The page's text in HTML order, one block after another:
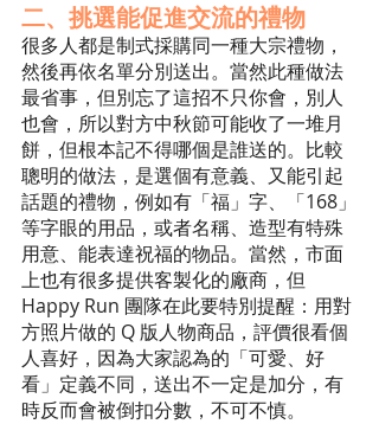
二、挑選能促進交流的禮物
很多人都是制式採購同一種大宗禮物，
然後再依名單分別送出。當然此種做法
最省事，但別忘了這招不只你會，別人
也會，所以對方中秋節可能收了一堆月
餅，但根本記不得哪個是誰送的。比較
聰明的做法，是選個有意義、又能引起
話題的禮物，例如有「福」字、「168」
等字眼的用品，或者名稱、造型有特殊
用意、能表達祝福的物品。當然，市面
上也有很多提供客製化的廠商，但
Happy Run 團隊在此要特別提醒：用對
方照片做的 Q 版人物商品，評價很看個
人喜好，因為大家認為的「可愛、好
看」定義不同，送出不一定是加分，有
時反而會被倒扣分數，不可不慎。